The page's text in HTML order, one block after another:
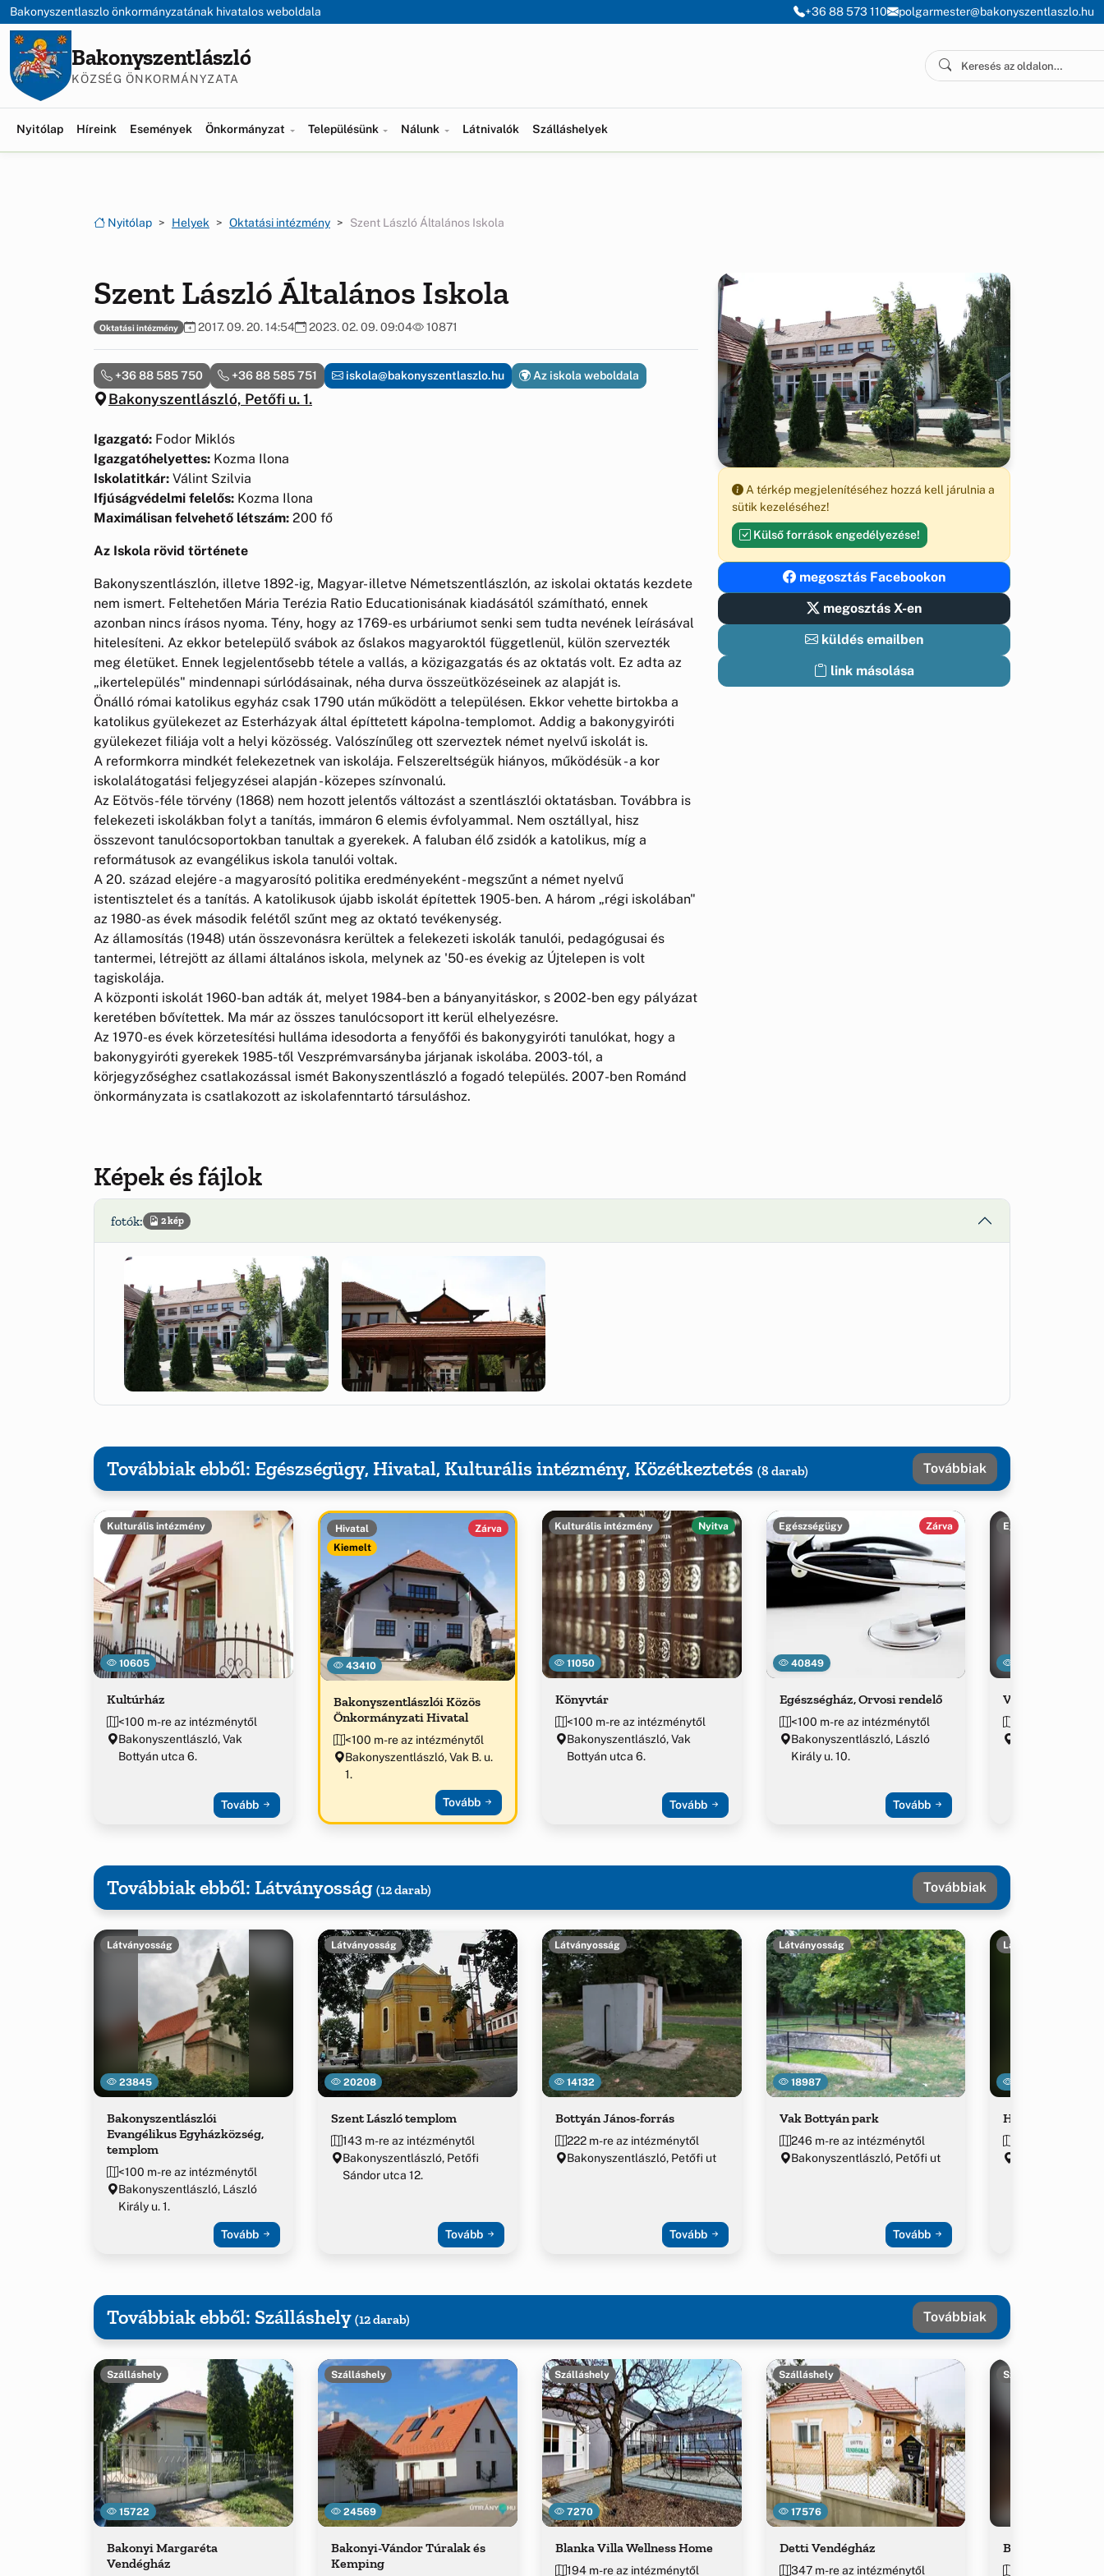
Ugrás a menüre
Ugrás a tartalomra
Bakonyszentlaszlo önkormányzatának hivatalos weboldala +36 88 573 110 polgarmester@bakonyszentlaszlo.hu
Bakonyszentlászló
KÖZSÉG ÖNKORMÁNYZATA
Nyitólap Híreink Események Önkormányzat Településünk Nálunk Látnivalók Szálláshelyek
Nyitólap Helyek Oktatási intézmény Szent László Általános Iskola
Szent László Általános Iskola
Oktatási intézmény 2017. 09. 20. 14:54 2023. 02. 09. 09:04 10871
Bakonyszentlászló, Petőfi u. 1.
+36 88 585 750 +36 88 585 751 iskola@bakonyszentlaszlo.hu Az iskola weboldala
Igazgató: Fodor Miklós
Igazgatóhelyettes: Kozma Ilona
Iskolatitkár: Válint Szilvia
Ifjúságvédelmi felelős: Kozma Ilona
Maximálisan felvehető létszám: 200 fő
Az Iskola rövid története
Bakonyszentlászlón, illetve 1892-ig, Magyar- illetve Németszentlászlón, az iskolai oktatás kezdete
nem ismert. Feltehetően Mária Terézia Ratio Educationisának kiadásától számítható, ennek
azonban nincs írásos nyoma. Tény, hogy az 1769-es urbáriumot senki sem tudta nevének leírásával
hitelesíteni. Az ekkor betelepülő svábok az őslakos magyaroktól függetlenül, külön szervezték
meg életüket. Ennek legjelentősebb tétele a vallás, a közigazgatás és az oktatás volt. Ez adta az
„ikertelepülés" mindennapi súrlódásainak, néha durva összeütközéseinek az alapját is.
Önálló római katolikus egyház csak 1790 után működött a településen. Ekkor vehette birtokba a
katolikus gyülekezet az Esterházyak által építtetett kápolna-templomot. Addig a bakonygyiróti
gyülekezet filiája volt a helyi közösség. Valószínűleg ott szerveztek német nyelvű iskolát is.
A reformkorra mindkét felekezetnek van iskolája. Felszereltségük hiányos, működésük - a kor
iskolalátogatási feljegyzései alapján - közepes színvonalú.
Az Eötvös-féle törvény (1868) nem hozott jelentős változást a szentlászlói oktatásban. Továbbra is
felekezeti iskolákban folyt a tanítás, immáron 6 elemis évfolyammal. Nem osztállyal, hisz
összevont tanulócsoportokban tanultak a gyerekek. A faluban élő zsidók a katolikus, míg a
reformátusok az evangélikus iskola tanulói voltak.
A 20. század elejére - a magyarosító politika eredményeként - megszűnt a német nyelvű
istentisztelet és a tanítás. A katolikusok újabb iskolát építettek 1905-ben. A három „régi iskolában"
az 1980-as évek második felétől szűnt meg az oktató tevékenység.
Az államosítás (1948) után összevonásra kerültek a felekezeti iskolák tanulói, pedagógusai és
tantermei, létrejött az állami általános iskola, melynek az '50-es évekig az Újtelepen is volt
tagiskolája.
A központi iskolát 1960-ban adták át, melyet 1984-ben a bányanyitáskor, s 2002-ben egy pályázat
keretében bővítettek. Ma már az összes tanulócsoport itt kerül elhelyezésre.
Az 1970-es évek körzetesítési hulláma idesodorta a fenyőfői és bakonygyiróti tanulókat, hogy a
bakonygyiróti gyerekek 1985-től Veszprémvarsányba járjanak iskolába. 2003-tól, a
körjegyzőséghez csatlakozással ismét Bakonyszentlászló a fogadó település. 2007-ben Románd
önkormányzata is csatlakozott az iskolafenntartó társuláshoz.
A térkép megjelenítéséhez hozzá kell járulnia a
sütik kezeléséhez!
Külső források engedélyezése!
megosztás Facebookon
megosztás X-en
küldés emailben
link másolása
Képek és fájlok
fotók: 2 kép
Továbbiak ebből: Egészségügy, Hivatal, Kulturális intézmény, Közétkeztetés (8 darab) Továbbiak
10605
Kulturális intézmény
Kultúrház
<100 m-re az intézménytől
Bakonyszentlászló, Vak
Bottyán utca 6.
Tovább
43410
Hivatal
Kiemelt
Zárva
Bakonyszentlászlói Közös
Önkormányzati Hivatal
<100 m-re az intézménytől
Bakonyszentlászló, Vak B. u.
1.
Tovább
11050
Kulturális intézmény Nyitva
Könyvtár
<100 m-re az intézménytől
Bakonyszentlászló, Vak
Bottyán utca 6.
Tovább
40849
Egészségügy Zárva
Egészségház, Orvosi rendelő
<100 m-re az intézménytől
Bakonyszentlászló, László
Király u. 10.
Tovább
Egészségügy
Védőnői szolgálat
Továbbiak ebből: Látványosság (12 darab) Továbbiak
23845
Látványosság
Bakonyszentlászlói
Evangélikus Egyházközség,
templom
<100 m-re az intézménytől
Bakonyszentlászló, László
Király u. 1.
Tovább
20208
Látványosság
Szent László templom
143 m-re az intézménytől
Bakonyszentlászló, Petőfi
Sándor utca 12.
Tovább
14132
Látványosság
Bottyán János-forrás
222 m-re az intézménytől
Bakonyszentlászló, Petőfi ut
Tovább
18987
Látványosság
Vak Bottyán park
246 m-re az intézménytől
Bakonyszentlászló, Petőfi ut
Tovább
Látványosság
Hódos-éri
Továbbiak ebből: Szálláshely (12 darab) Továbbiak
15722
Szálláshely
Bakonyi Margaréta
Vendégház
24569
Szálláshely
Bakonyi-Vándor Túralak és
Kemping
7270
Szálláshely
Blanka Villa Wellness Home
194 m-re az intézménytől
17576
Szálláshely
Detti Vendégház
347 m-re az intézménytől
Szálláshely
Bakonyi Múzsa